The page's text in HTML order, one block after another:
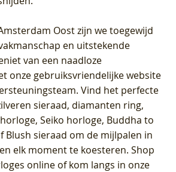
Oostzijn we toegewijd
en uitstekende
van een naadloze
onze gebruiksvriendelijke website
Vind het perfecte
sieraad, diamanten ring,
Seiko horloge, Buddha to
Blush sieraad om de mijlpalen in
elk moment te koesteren. Shop
online of kom langs in onze